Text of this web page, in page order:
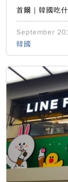
首爾｜韓國吃
September
韓國